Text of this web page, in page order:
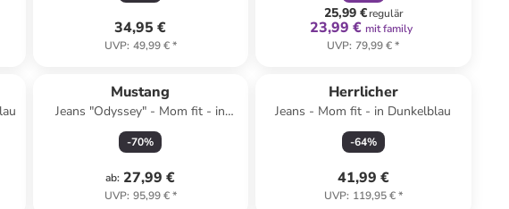
34,95 €
UVP: 49,99 €*
25,99 €regulär
23,99 € mit family
UVP: 79,99 €*
Mustang
Jeans "Odyssey" - Mom fit - in
Dunkelbraun
-70%
ab: 27,99 €
UVP: 95,99 €*
Herrlicher
Jeans - Mom fit - in Dunkelblau
-64%
41,99 €
UVP: 119,95 €*